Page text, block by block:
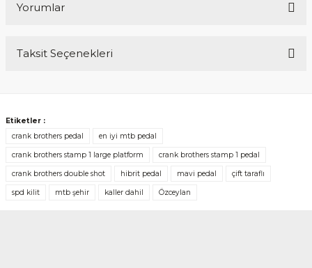
Yorumlar
Taksit Seçenekleri
Etiketler :
crank brothers pedal
en iyi mtb pedal
crank brothers stamp 1 large platform crank brothers stamp 1 pedal
crank brothers double shot hibrit pedal mavi pedal çift taraflı
spd kilit mtb şehir kaller dahil Özceylan